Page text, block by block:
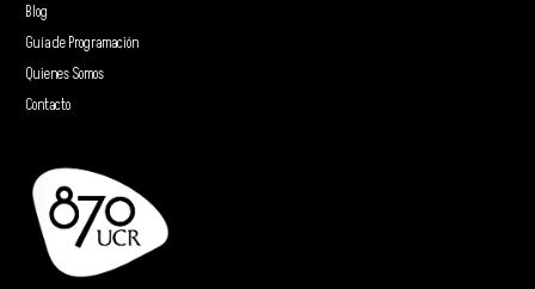
Blog
Guía de Programación
Quienes Somos
Contacto